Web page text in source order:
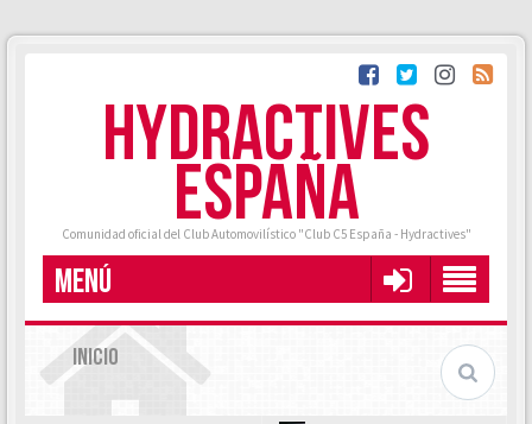
HYDRACTIVES
ESPAÑA
Comunidad oficial del Club Automovilístico "Club C5 España - Hydractives"
MENÚ
INICIO